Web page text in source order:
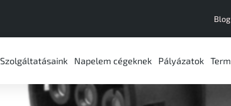
Blog
Szolgáltatásaink Napelem cégeknek Pályázatok